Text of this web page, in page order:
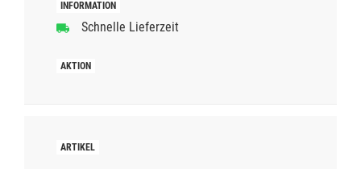
Schnelle Lieferzeit